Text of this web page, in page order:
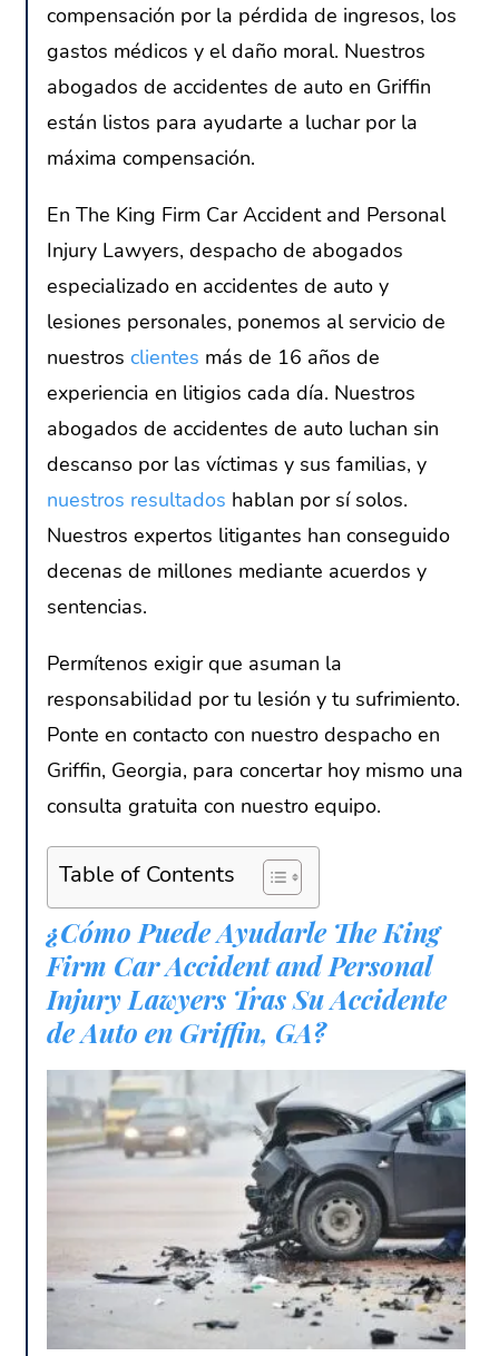
compensación por la pérdida de ingresos, los
gastos médicos y el daño moral. Nuestros
abogados de accidentes de auto en Griffin
están listos para ayudarte a luchar por la
máxima compensación.
En The King Firm Car Accident and Personal
Injury Lawyers, despacho de abogados
especializado en accidentes de auto y
lesiones personales, ponemos al servicio de
nuestros clientes más de 16 años de
experiencia en litigios cada día. Nuestros
abogados de accidentes de auto luchan sin
descanso por las víctimas y sus familias, y
nuestros resultados hablan por sí solos.
Nuestros expertos litigantes han conseguido
decenas de millones mediante acuerdos y
sentencias.
Permítenos exigir que asuman la
responsabilidad por tu lesión y tu sufrimiento.
Ponte en contacto con nuestro despacho en
Griffin, Georgia, para concertar hoy mismo una
consulta gratuita con nuestro equipo.
Table of Contents
¿Cómo Puede Ayudarle The King
Firm Car Accident and Personal
Injury Lawyers Tras Su Accidente
de Auto en Griffin, GA?